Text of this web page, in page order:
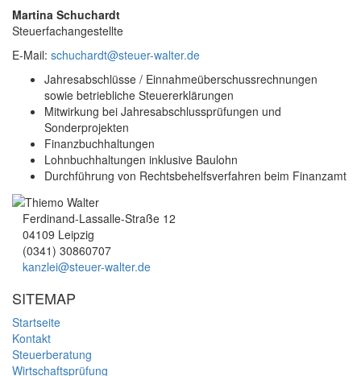
Martina Schuchardt
Steuerfachangestellte
E-Mail: schuchardt@steuer-walter.de
Jahresabschlüsse / Einnahmeüberschussrechnungen
sowie betriebliche Steuererklärungen
Mitwirkung bei Jahresabschlussprüfungen und
Sonderprojekten
Finanzbuchhaltungen
Lohnbuchhaltungen inklusive Baulohn
Durchführung von Rechtsbehelfsverfahren beim Finanzamt
Ferdinand-Lassalle-Straße 12
04109 Leipzig
(0341) 30860707
kanzlei@steuer-walter.de
SITEMAP
Startseite
Kontakt
Steuerberatung
Wirtschaftsprüfung